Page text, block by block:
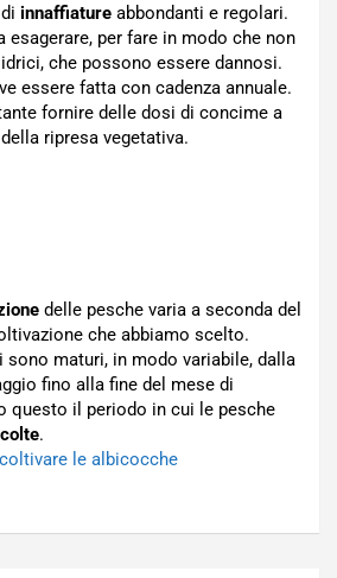
innaffiature abbondanti e regolari.
esagerare, per fare in modo che non
che possono essere dannosi.
essere fatta con cadenza annuale.
fornire delle dosi di concime a
ripresa vegetativa.
delle pesche varia a seconda del
che abbiamo scelto.
sono maturi, in modo variabile, dalla
fino alla fine del mese di
questo il periodo in cui le pesche
.
le albicocche